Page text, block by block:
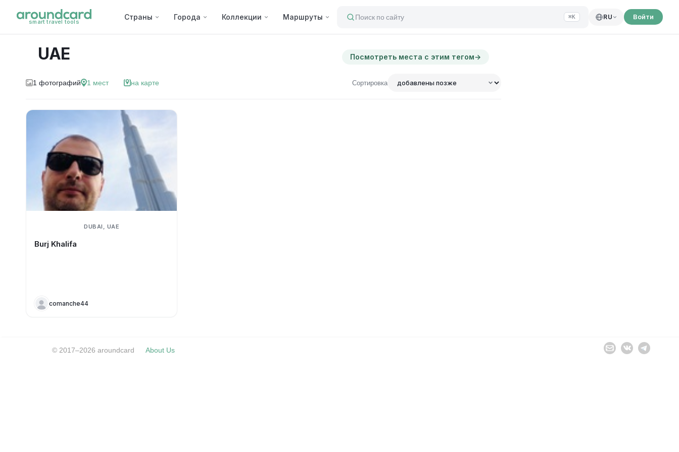
smart travel tools
Страны Города Коллекции Маршруты Поиск по сайту ⌘K RU Войти
UAE Посмотреть места с этим тегом→
1 фотографий 1 мест на карте Сортировка
DUBAI, UAE
Burj Khalifa
comanche44
© 2017–2026 aroundcard About Us